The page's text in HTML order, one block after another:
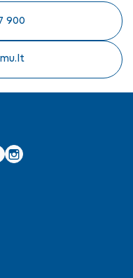
900